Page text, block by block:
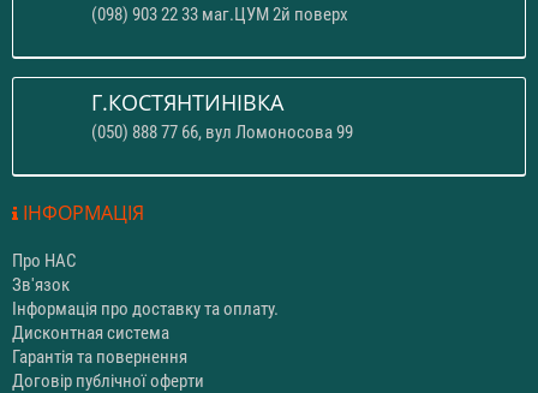
(098) 903 22 33 маг.ЦУМ 2й поверх
Г.КОСТЯНТИНІВКА
(050) 888 77 66, вул Ломоносова 99
ІНФОРМАЦІЯ
Про НАС
Зв'язок
Інформація про доставку та оплату.
Дисконтная система
Гарантія та повернення
Договір публічної оферти